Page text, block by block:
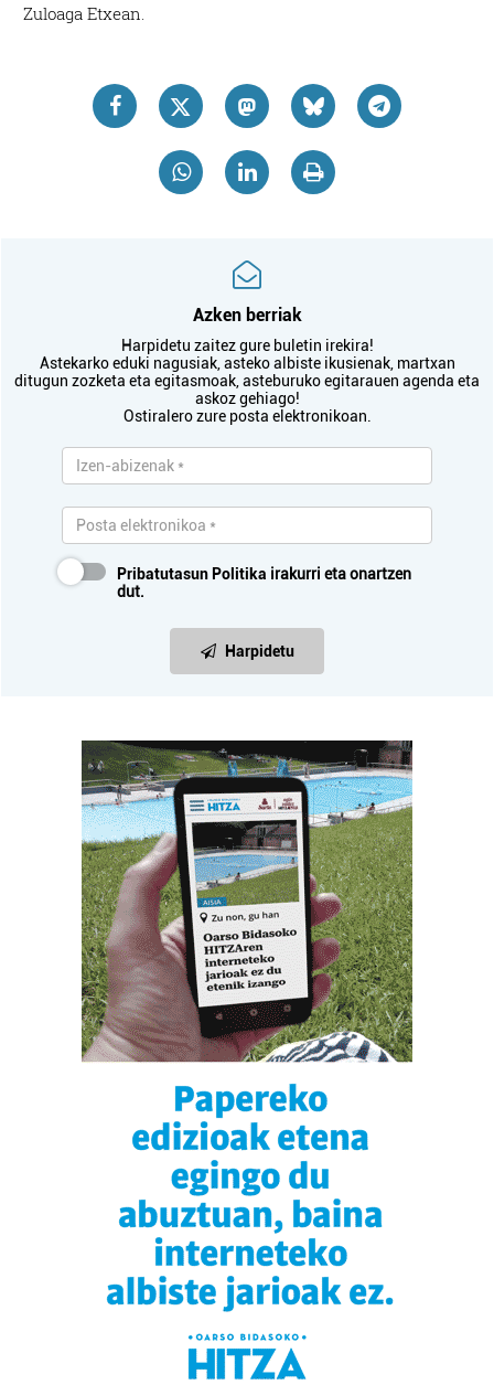
Zuloaga Etxean.
Azken berriak
Harpidetu zaitez gure buletin irekira!
Astekarko eduki nagusiak, asteko albiste ikusienak, martxan
ditugun zozketa eta egitasmoak, asteburuko egitarauen agenda eta
askoz gehiago!
Ostiralero zure posta elektronikoan.
Pribatutasun Politika irakurri eta onartzen
dut.
Harpidetu